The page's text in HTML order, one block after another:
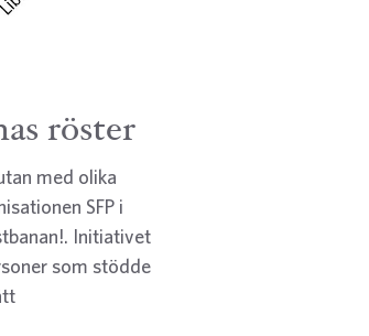
röster
med olika
SFP i
Initiativet
som stödde